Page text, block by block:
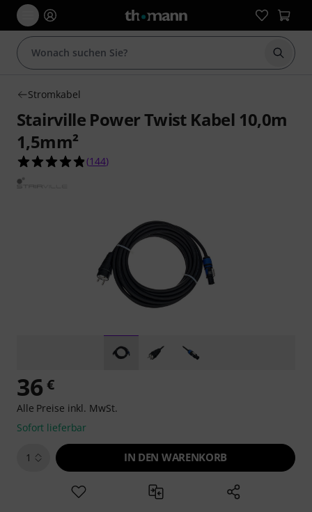
Suche
Stromkabel
Stairville Power Twist Kabel 10,0m
1,5mm²
4.8 von 5 Sternen aus 144 Kundenbewertungen
(144)
36 €
Alle Preise inkl. MwSt.
Sofort lieferbar
1 IN DEN WARENKORB